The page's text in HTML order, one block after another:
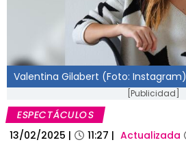
Valentina Gilabert (Foto: Instagram)
[Publicidad]
ESPECTÁCULOS
13/02/2025 | 11:27 | Actualizada